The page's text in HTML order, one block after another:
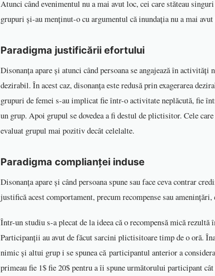
Atunci când evenimentul nu a mai avut loc, cei care stăteau
grupuri și-au menținut-o cu argumentul că inundația nu a mai avut
Paradigma justificării efortului
Disonanța apare și atunci când persoana se angajează în activități
dezirabil. În acest caz, disonanța este redusă prin exagerarea
grupuri de femei s-au implicat fie într-o activitate neplăcută, fie
un grup. Apoi grupul se dovedea a fi destul de plictisitor. Cele
evaluat grupul mai pozitiv decât celelalte.
Paradigma complianței induse
Disonanța apare și când persoana spune sau face ceva contrar
justifică acest comportament, precum recompense sau amenințări,
Într-un studiu s-a plecat de la ideea că o recompensă mică
Participanții au avut de făcut sarcini plictisitoare timp de o oră.
nimic și altui grup i se spunea că participantul anterior a
primeau fie 1$ fie 20$ pentru a îi spune următorului participant